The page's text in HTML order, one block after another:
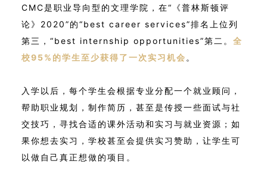
CMC是职业导向型的文理学院，在“《普林斯顿评
论》2020”的“best career services”排名上位列
第三，“best internship opportunities”第二。 全
校95%的学生至少获得了一次实习机会 。
入学以后，每个学生会根据专业分配一个就业顾问，
帮助职业规划，制作简历，甚至是传授一些面试与社
交技巧，寻找合适的课外活动和实习与就业资源；如
果你想去实习，学校甚至会提供实习赞助，让学生可
以做自己真正想做的项目。